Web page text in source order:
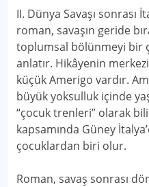
II. Dünya Savaşı sonrası
roman, savaşın geride
toplumsal bölünmeyi bir
anlatır. Hikâyenin
küçük Amerigo vardır.
büyük yoksulluk içinde
“çocuk trenleri” olarak
kapsamında Güney
çocuklardan biri olur.
Roman, savaş sonrası